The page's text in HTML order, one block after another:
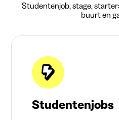
Studentenjob, stage,
buurt en
Studentenjobs